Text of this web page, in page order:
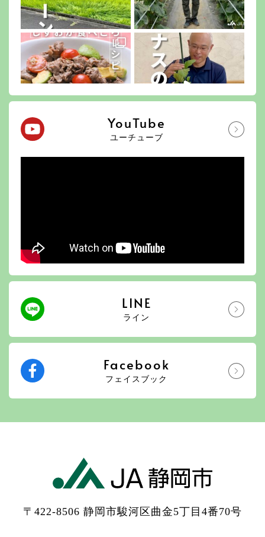
YouTube
ユーチューブ
LINE
ライン
Facebook
フェイスブック
〒422-8506 静岡市駿河区曲金5丁目4番70号